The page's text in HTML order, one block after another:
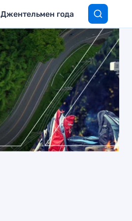
Джентельмен года